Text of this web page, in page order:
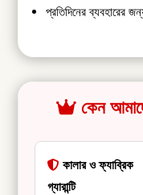
প্রতিদিনের ব্যবহারের
কেন
কালার ও ফ্যাব্রিক
গ্যারান্টি